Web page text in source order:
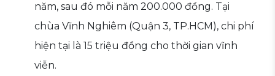
năm, sau đó mỗi năm 200.000 đồng. Tại
chùa Vĩnh Nghiêm (Quận 3, TP.HCM), chi phí
hiện tại là 15 triệu đồng cho thời gian vĩnh
viễn.